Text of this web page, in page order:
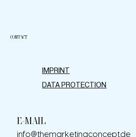
CONTACT
IMPRINT
DATA PROTECTION
info@themarketingconcept.de
E-MAIL